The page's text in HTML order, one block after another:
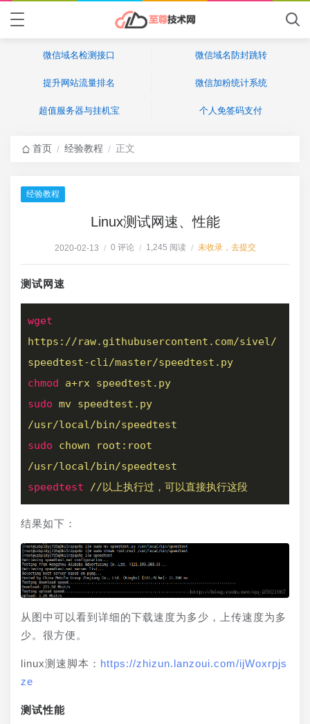
微信域名检测接口 微信域名防封跳转
提升网站流量排名 微信加粉统计系统
超值服务器与挂机宝 个人免签码支付
首页 / 经验教程 / 正文
经验教程
Linux测试网速、性能
2020-02-13 / 0 评论 / 1,245 阅读 / 未收录，去提交
测试网速
wget
https://raw.githubusercontent.com/sivel/
speedtest-cli/master/speedtest.py
chmod
a+rx speedtest.py
sudo mv speedtest.py
/usr/local/bin/speedtest
sudo
chown root:root
/usr/local/bin/speedtest
speedtest
//以上执行过，可以直接执行这段
结果如下：
从图中可以看到详细的下载速度为多少，上传速度为多
少。很方便。
linux测速脚本： https://zhizun.lanzoui.com/ijWoxrpjs
ze
测试性能